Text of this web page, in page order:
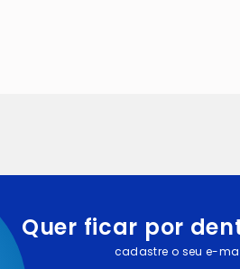
Quer ficar por
cadastre o seu e-